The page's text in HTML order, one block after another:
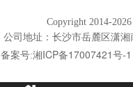
Copyright 2014-
公司地址：长沙市岳麓区潇湘
备案号:湘ICP备17007421号-1